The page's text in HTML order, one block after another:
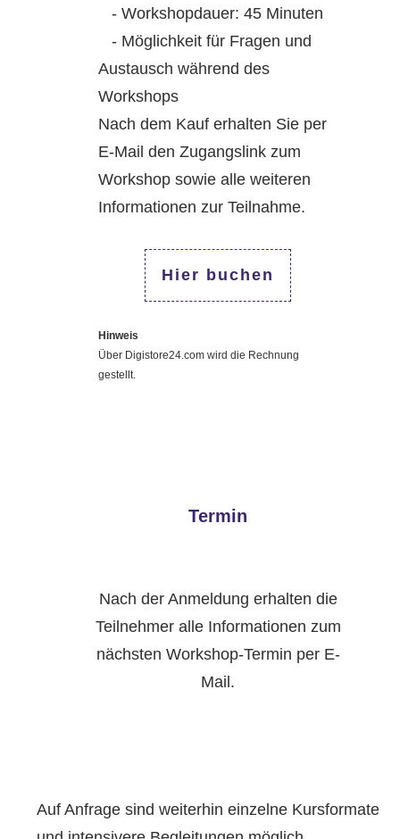
- Workshopdauer: 45 Minuten
- Möglichkeit für Fragen und
Austausch während des
Workshops
Nach dem Kauf erhalten Sie per
E-Mail den Zugangslink zum
Workshop sowie alle weiteren
Informationen zur Teilnahme.
Hier buchen
Hinweis
Über Digistore24.com wird die Rechnung
gestellt.
Termin
Nach der Anmeldung erhalten die
Teilnehmer alle Informationen zum
nächsten Workshop-Termin per E-
Mail.
Auf Anfrage sind weiterhin einzelne Kursformate